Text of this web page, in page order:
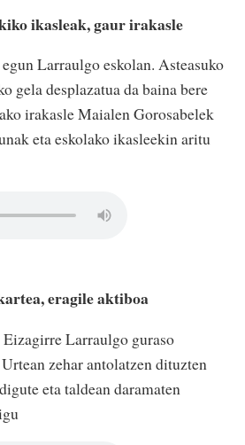
ikasleak, gaur irakasle
Larraulgo eskolan. Asteasuko
gela desplazatua da baina bere
irakasle Maialen Gorosabelek
eta eskolako ikasleekin aritu
eragile aktiboa
Larraulgo guraso
zehar antolatzen dituzten
eta taldean daramaten